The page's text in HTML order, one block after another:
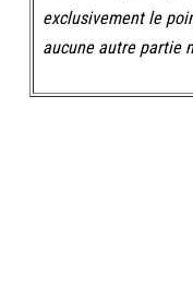
exclusivement le
aucune autre partie